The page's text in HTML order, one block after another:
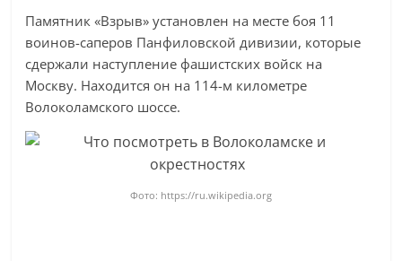
Памятник «Взрыв» установлен на месте боя 11
воинов-саперов Панфиловской дивизии, которые
сдержали наступление фашистских войск на
Москву. Находится он на 114-м километре
Волоколамского шоссе.
Фото: https://ru.wikipedia.org